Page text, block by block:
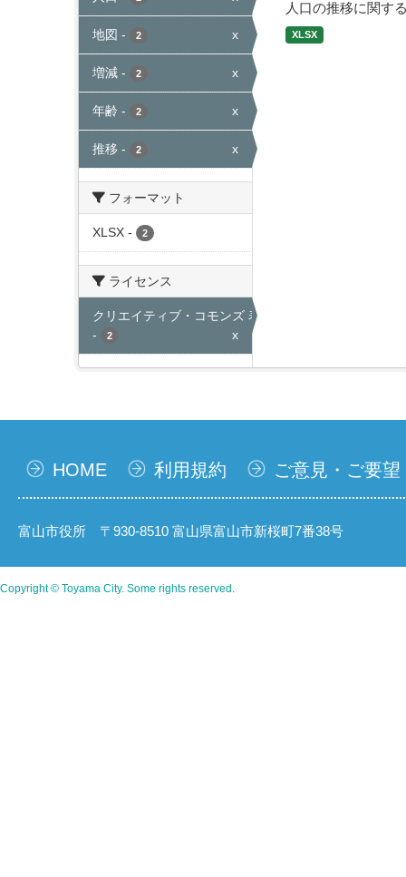
地図 - 2 x
増減 - 2 x
年齢 - 2 x
推移 - 2 x
フォーマット
XLSX - 2
ライセンス
クリエイティブ・コモンズ 表示
-
2 x
人口の推移に関す
XLSX
HOME 利用規約 ご意見・ご要望
富山市役所 〒930-8510 富山県富山市新桜町7番38号
Copyright © Toyama City. Some rights reserved.